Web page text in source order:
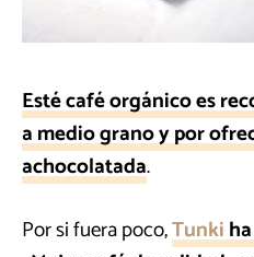
Esté café orgánico es
a medio grano y por
achocolatada.
Por si fuera poco,Tunki